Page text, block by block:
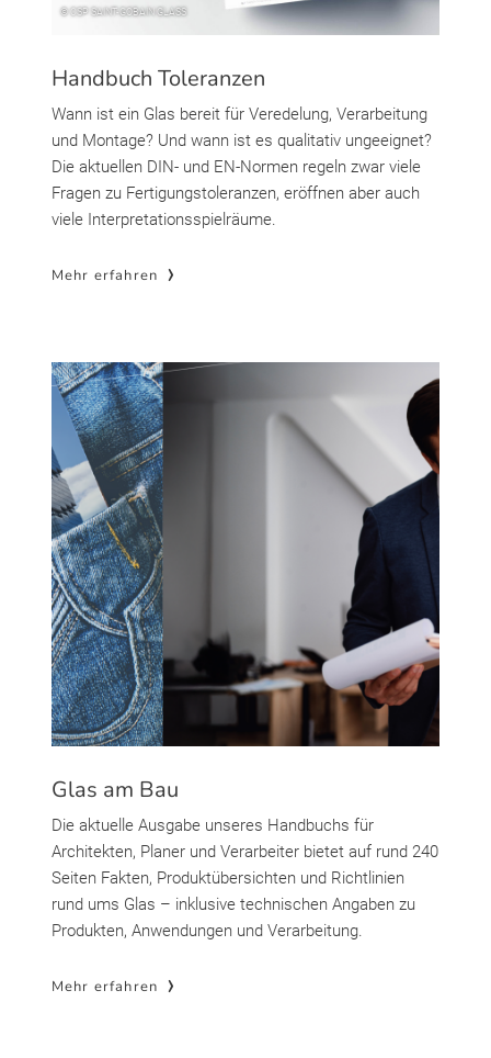
Handbuch Toleranzen
Wann ist ein Glas bereit für Veredelung, Verarbeitung
und Montage? Und wann ist es qualitativ ungeeignet?
Die aktuellen DIN- und EN-Normen regeln zwar viele
Fragen zu Fertigungstoleranzen, eröffnen aber auch
viele Interpretationsspielräume.
Mehr erfahren
Glas am Bau
Die aktuelle Ausgabe unseres Handbuchs für
Architekten, Planer und Verarbeiter bietet auf rund 240
Seiten Fakten, Produktübersichten und Richtlinien
rund ums Glas – inklusive technischen Angaben zu
Produkten, Anwendungen und Verarbeitung.
Mehr erfahren